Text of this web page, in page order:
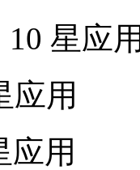
10 星应用
应用
应用